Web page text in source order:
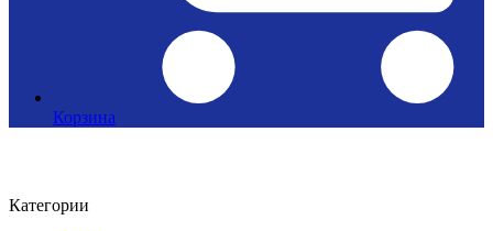
Корзина
Категории